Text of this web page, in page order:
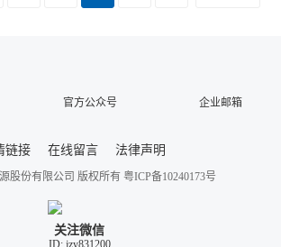
官方公众号 企业邮箱
链接 在线留言 法律声明
股份有限公司 版权所有 粤ICP备10240173号
关注微信
ID: jzy831200